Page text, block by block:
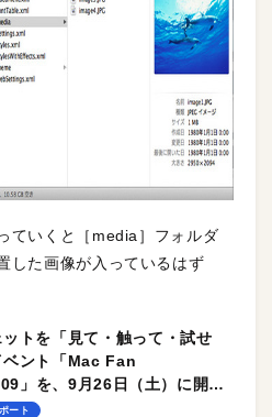
ていくと［media］フォルダ
した画像が入っているはず
トを「見て・触って・試せ
ベント「Mac Fan
」を、9月26日（土）に開催
ート